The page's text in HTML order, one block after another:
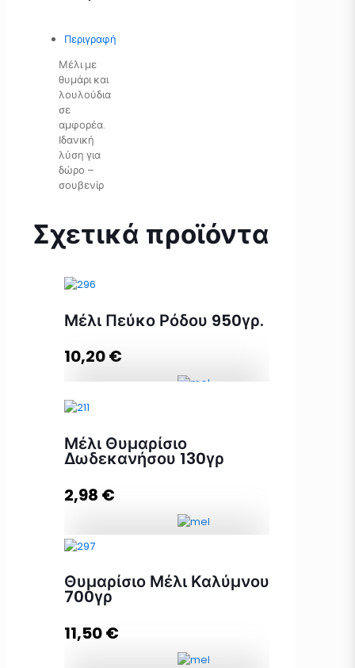
Περιγραφή
Μέλι με
θυμάρι και
λουλούδια
σε
αμφορέα.
Ιδανική
λύση για
δώρο –
σουβενίρ
Σχετικά προϊόντα
Μέλι Πεύκο Ρόδου 950γρ.
10,20€
Μέλι Πεύκο Ρόδου 950γρ.
Μέλι Θυμαρίσιο
Δωδεκανήσου 130γρ
2,98 €
130γρ ποσότητα
Προσθήκη στο καλάθι
Θυμαρίσιο Μέλι Καλύμνου
700γρ
11,50€